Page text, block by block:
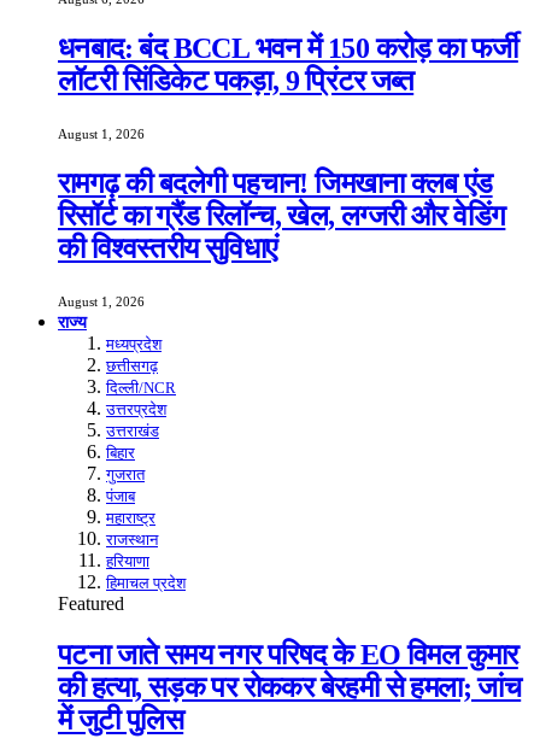
धनबाद: बंद BCCL भवन में 150 करोड़ का फर्जी
लॉटरी सिंडिकेट पकड़ा, 9 प्रिंटर जब्त
August 1, 2026
रामगढ़ की बदलेगी पहचान! जिमखाना क्लब एंड
रिसॉर्ट का ग्रैंड रिलॉन्च, खेल, लग्जरी और वेडिंग
की विश्वस्तरीय सुविधाएं
August 1, 2026
राज्य
मध्यप्रदेश
छत्तीसगढ़
दिल्ली/NCR
उत्तरप्रदेश
उत्तराखंड
बिहार
गुजरात
पंजाब
महाराष्ट्र
राजस्थान
हरियाणा
हिमाचल प्रदेश
Featured
पटना जाते समय नगर परिषद के EO विमल कुमार
की हत्या, सड़क पर रोककर बेरहमी से हमला; जांच
में जुटी पुलिस